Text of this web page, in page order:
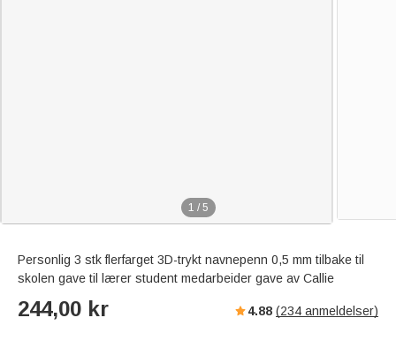
1 / 5
Personlig 3 stk flerfarget 3D-trykt navnepenn 0,5 mm tilbake til
skolen gave til lærer student medarbeider gave av Callie
244,00 kr 4.88 (234 anmeldelser)